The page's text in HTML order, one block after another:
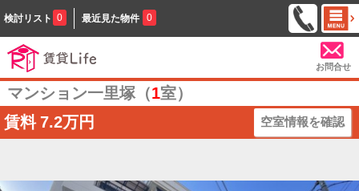
検討リスト 0 最近見た物件 0
お問合せ
マンション一里塚（1室）
賃料 7.2万円 空室情報を確認